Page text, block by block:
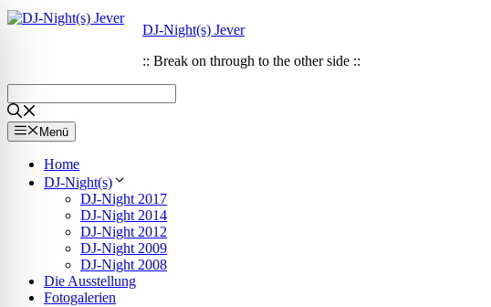
Zum
Zum
DJ-Night(s) Jever
:: Break on through to the other side ::
Menü
Home
DJ-Night(s)
DJ-Night 2017
DJ-Night 2014
DJ-Night 2012
DJ-Night 2009
DJ-Night 2008
Die Ausstellung
Fotogalerien